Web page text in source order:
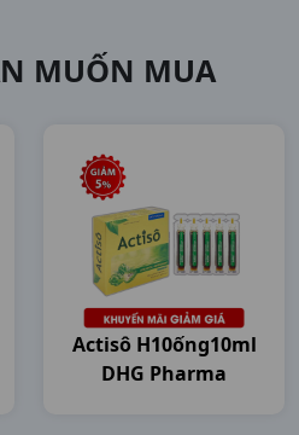
MUỐN MUA
Actisô H10ống10ml
DHG Pharma